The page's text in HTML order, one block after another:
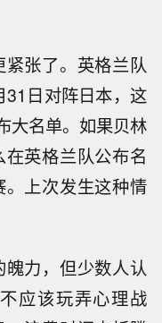
张了。英格兰队
日对阵日本，这
大名单。如果贝林
英格兰队公布名
上次发生这种情
力，但少数人认
应该玩弄心理战